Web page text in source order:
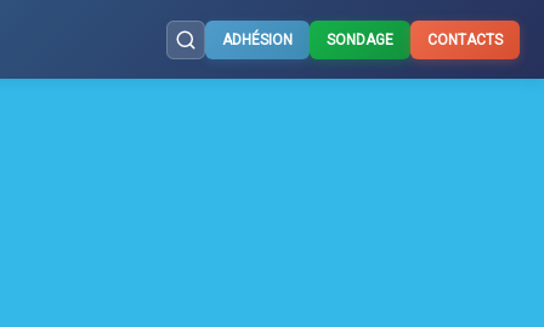
ADHÉSION SONDAGE CONTACTS